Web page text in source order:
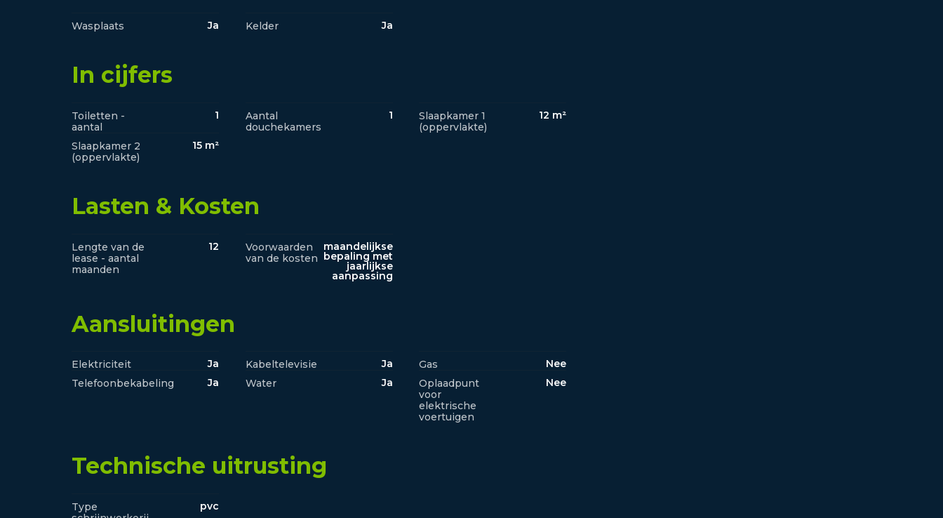
Wasplaats Ja Kelder Ja
In cijfers
Toiletten -
aantal
1
Aantal
douchekamers
1
Slaapkamer 1
(oppervlakte)
12 m²
Slaapkamer 2
(oppervlakte)
15 m²
Lasten & Kosten
Lengte van de
lease - aantal
maanden
12
Voorwaarden
van de kosten
maandelijkse
bepaling met
jaarlijkse
aanpassing
Aansluitingen
Elektriciteit Ja Kabeltelevisie Ja Gas
Nee
Telefoonbekabeling
Ja Water Ja
Oplaadpunt
voor
elektrische
voertuigen
Nee
Technische uitrusting
Type
pvc